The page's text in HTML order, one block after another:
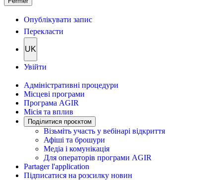
Опублікувати запис
Перекласти
UK
Увійти
Адміністративні процедури
Місцеві програми
Програма AGIR
Місія та вплив
Поділитися проєктом
Візьміть участь у вебінарі відкриття
Афіші та брошури
Медіа і комунікація
Для операторів програми AGIR
Partager l'application
Підписатися на розсилку новин